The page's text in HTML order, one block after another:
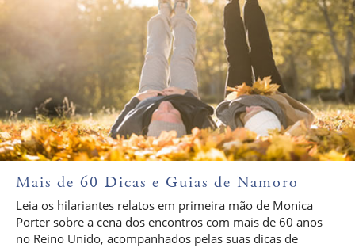
Mais de 60 Dicas e Guias de Namoro
Leia os hilariantes relatos em primeira mão de Monica
Porter sobre a cena dos encontros com mais de 60 anos
no Reino Unido, acompanhados pelas suas dicas de